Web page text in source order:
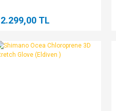
2.299,00 TL